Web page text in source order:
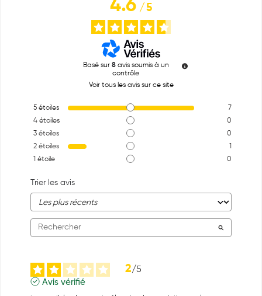
4.6/5
Basé sur 8 avis soumis à un
contrôle
Voir tous les avis sur ce site
5 étoiles
7
4 étoiles
0
3 étoiles
0
2 étoiles
1
1 étoile 0
Trier les avis
2/5
Avis vérifié